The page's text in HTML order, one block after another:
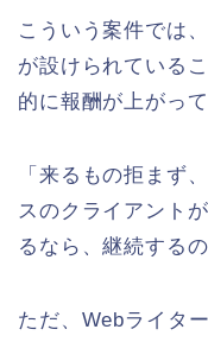
こういう案件では
が設けられている
的に報酬が上がっ
「来るもの拒まず
スのクライアント
るなら、継続する
ただ、Webライタ